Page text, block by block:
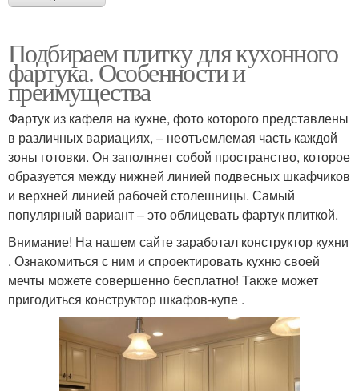
Подбираем плитку для кухонного
фартука. Особенности и
преимущества
Фартук из кафеля на кухне, фото которого представлены
в различных вариациях, – неотъемлемая часть каждой
зоны готовки. Он заполняет собой пространство, которое
образуется между нижней линией подвесных шкафчиков
и верхней линией рабочей столешницы. Самый
популярный вариант – это облицевать фартук плиткой.
Внимание! На нашем сайте заработал конструктор кухни
. Ознакомиться с ним и спроектировать кухню своей
мечты можете совершенно бесплатно! Также может
пригодиться конструктор шкафов-купе .